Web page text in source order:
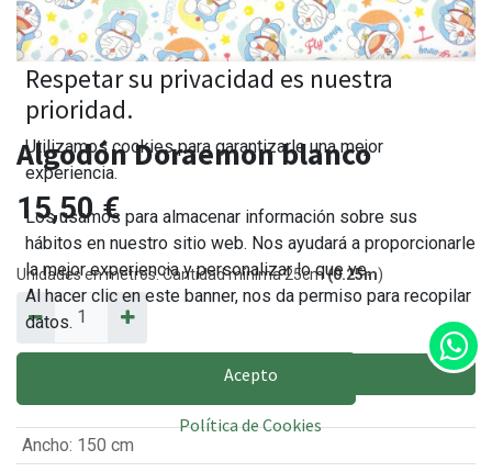
Algodón Doraemon blanco
15,50€
Unidades en metros. Cantidad mínima 25cm(0.25m)
AÑADIR AL CARRITO
Ancho: 150 cm
Respetar su privacidad es nuestra
prioridad.
Utilizamos cookies para garantizarle una mejor
experiencia.
Los usamos para almacenar información sobre sus
hábitos en nuestro sitio web. Nos ayudará a proporcionarle
la mejor experiencia y personalizar lo que ve.
Al hacer clic en este banner, nos da permiso para recopilar
datos.
Acepto
Política de Cookies